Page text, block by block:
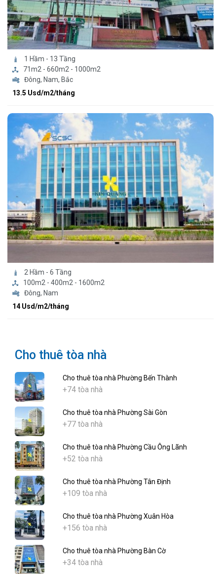
1 Hầm - 13 Tầng
71m2 - 660m2 - 1000m2
Đông, Nam, Bắc
13.5 Usd/m2/tháng
2 Hầm - 6 Tầng
100m2 - 400m2 - 1600m2
Đông, Nam
14 Usd/m2/tháng
Cho thuê tòa nhà
Cho thuê tòa nhà Phường Bến Thành
+74 tòa nhà
Cho thuê tòa nhà Phường Sài Gòn
+77 tòa nhà
Cho thuê tòa nhà Phường Cầu Ông Lãnh
+52 tòa nhà
Cho thuê tòa nhà Phường Tân Định
+109 tòa nhà
Cho thuê tòa nhà Phường Xuân Hòa
+156 tòa nhà
Cho thuê tòa nhà Phường Bàn Cờ
+34 tòa nhà